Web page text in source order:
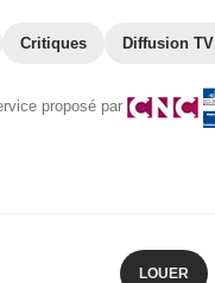
Critiques Diffusion TV
proposé par
LOUER